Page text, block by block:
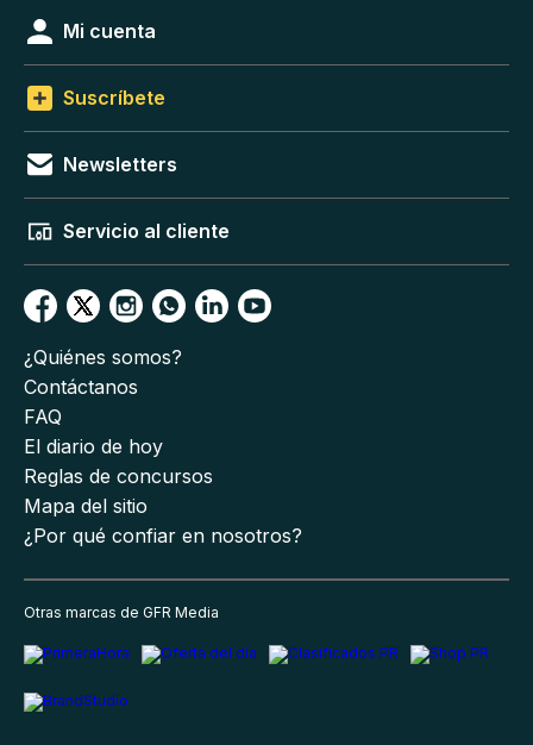
Mi cuenta
Suscríbete
Newsletters
Servicio al cliente
¿Quiénes somos?
Contáctanos
FAQ
El diario de hoy
Reglas de concursos
Mapa del sitio
¿Por qué confiar en nosotros?
Otras marcas de GFR Media